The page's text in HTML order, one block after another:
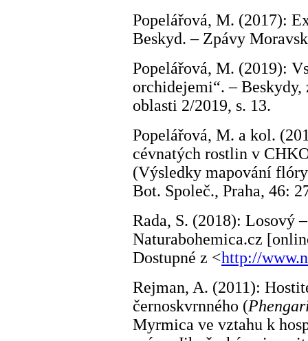
Popelářová, M. (2017):
Beskyd. – Zpávy
Popelářová, M. (2019):
orchidejemi“. –
oblasti 2/2019, s. 13.
Popelářová, M. a kol.
cévnatých rostlin v
(Výsledky mapování
Bot. Společ., Praha, 46:
Rada, S. (2018): Losový
Naturabohemica.cz
Dostupné z <http://
Rejman, A. (2011):
černoskvrnného (
Myrmica ve vztahu k